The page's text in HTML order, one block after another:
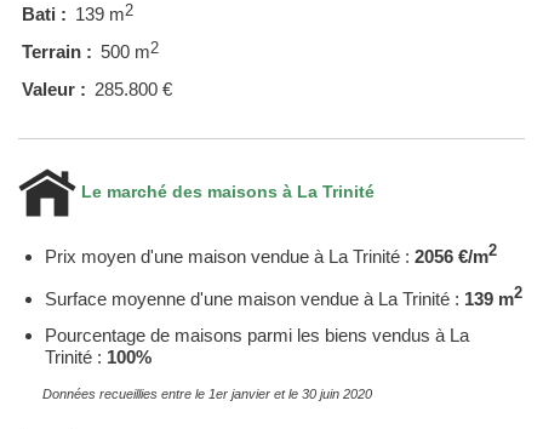
Bati : 139 m2
Terrain : 500 m2
Valeur : 285.800 €
Le marché des maisons à La Trinité
Prix moyen d'une maison vendue à La Trinité : 2056 €/m2
Surface moyenne d'une maison vendue à La Trinité : 139 m2
Pourcentage de maisons parmi les biens vendus à La
Trinité : 100%
Données recueillies entre le 1er janvier et le 30 juin 2020